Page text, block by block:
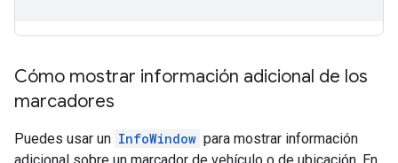
Cómo mostrar información adicional de los
marcadores
Puedes usar un InfoWindow para mostrar información